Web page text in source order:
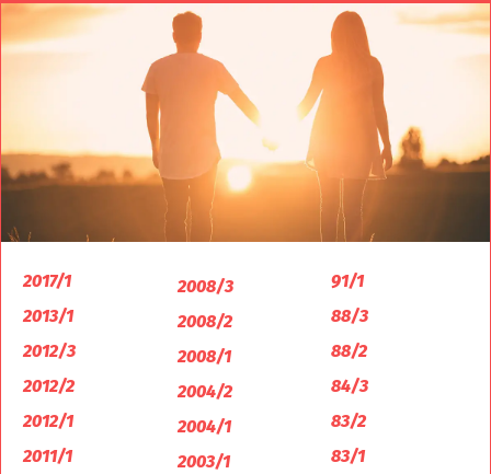
2017/1
2013/1
2012/3
2012/2
2012/1
2011/1
2008/3
2008/2
2008/1
2004/2
2004/1
2003/1
91/1
88/3
88/2
84/3
83/2
83/1